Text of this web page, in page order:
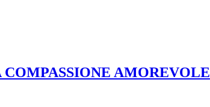
AMOREVOLE